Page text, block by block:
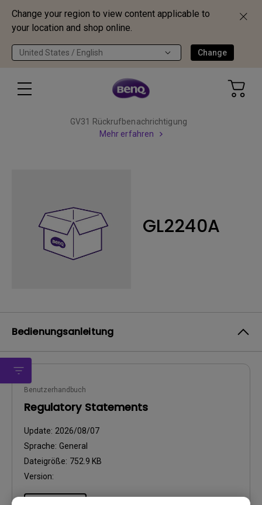
Change your region to view content applicable to
your location and shop online.
United States / English Change
GV31 Rückrufbenachrichtigung
Mehr erfahren
GL2240A
Bedienungsanleitung
Benutzerhandbuch
Regulatory Statements
Update: 2026/08/07
Sprache: General
Dateigröße: 752.9 KB
Version: